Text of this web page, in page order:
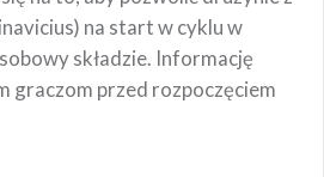
na start w cyklu w
składzie. Informację
graczom przed rozpoczęciem